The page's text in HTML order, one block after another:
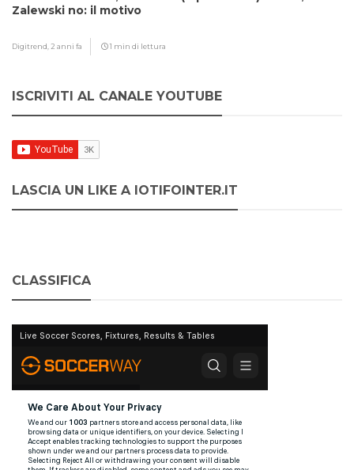
Zalewski no: il motivo
Digitrend, 2 anni fa 1 min di lettura
ISCRIVITI AL CANALE YOUTUBE
LASCIA UN LIKE A IOTIFOINTER.IT
CLASSIFICA